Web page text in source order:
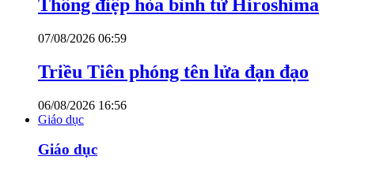
Thông điệp hòa bình từ Hiroshima
07/08/2026 06:59
Triều Tiên phóng tên lửa đạn đạo
06/08/2026 16:56
Giáo dục
Giáo dục